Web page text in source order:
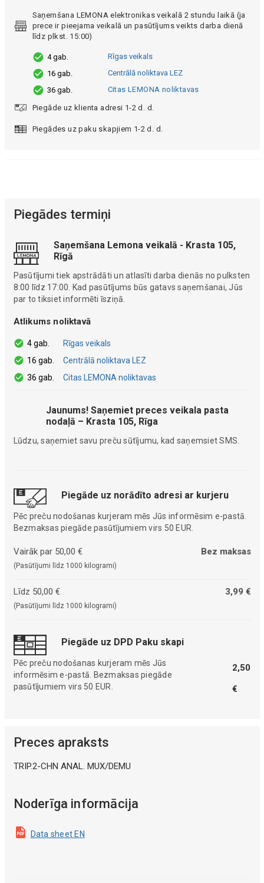
Saņemšana LEMONA elektronikas veikalā 2 stundu laikā (ja
prece ir pieejama veikalā un pasūtījums veikts darba dienā
līdz plkst. 15:00)
4 gab.
Rīgas veikals
16 gab.
Centrālā noliktava LEZ
36 gab.
Citas LEMONA noliktavas
Piegāde uz klienta adresi 1-2 d. d.
Piegādes uz paku skapjiem 1-2 d. d.
Piegādes termiņi
Saņemšana Lemona veikalā - Krasta 105,
Rīgā
Pasūtījumi tiek apstrādāti un atlasīti darba dienās no pulksten
8:00 līdz 17:00. Kad pasūtījums būs gatavs saņemšanai, Jūs
par to tiksiet informēti īsziņā.
Atlikums noliktavā
4 gab.
Rīgas veikals
16 gab.
Centrālā noliktava LEZ
36 gab.
Citas LEMONA noliktavas
Jaunums! Saņemiet preces veikala pasta
nodaļā – Krasta 105, Rīga
Lūdzu, saņemiet savu preču sūtījumu, kad saņemsiet SMS.
Piegāde uz norādīto adresi ar kurjeru
Pēc preču nodošanas kurjeram mēs Jūs informēsim e-pastā.
Bezmaksas piegāde pasūtījumiem virs 50 EUR.
Vairāk par 50,00 €
(Pasūtījumi līdz 1000 kilogrami)
Bez maksas
Līdz 50,00 €
(Pasūtījumi līdz 1000 kilogrami)
3,99 €
Piegāde uz DPD Paku skapi
Pēc preču nodošanas kurjeram mēs Jūs
informēsim e-pastā. Bezmaksas piegāde
pasūtījumiem virs 50 EUR.
2,50
€
Preces apraksts
TRIP.2-CHN ANAL. MUX/DEMU
Noderīga informācija
Data sheet EN